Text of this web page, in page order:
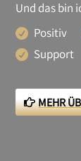
Und das bin
Positiv
Support
MEHR